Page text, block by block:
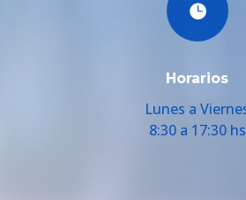

Horarios
Lunes a
8:30 a 17:30 hs